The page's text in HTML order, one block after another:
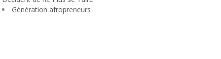
Génération afropreneurs